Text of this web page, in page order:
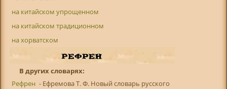
на китайском упрощенном
на китайском традиционном
на хорватском
В других словарях:
Рефрен - Ефремова Т. Ф. Новый словарь русского